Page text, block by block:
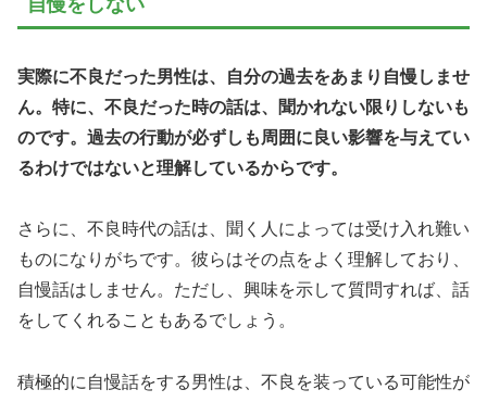
自慢をしない
実際に不良だった男性は、自分の過去をあまり自慢しませ
ん。特に、不良だった時の話は、聞かれない限りしないも
のです。過去の行動が必ずしも周囲に良い影響を与えてい
るわけではないと理解しているからです。
さらに、不良時代の話は、聞く人によっては受け入れ難い
ものになりがちです。彼らはその点をよく理解しており、
自慢話はしません。ただし、興味を示して質問すれば、話
をしてくれることもあるでしょう。
積極的に自慢話をする男性は、不良を装っている可能性が